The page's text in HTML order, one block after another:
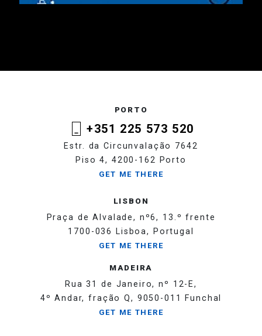
PORTO
+351 225 573 520
Estr. da Circunvalação 7642
Piso 4, 4200-162 Porto
GET ME THERE
LISBON
Praça de Alvalade, nº6, 13.º frente
1700-036 Lisboa, Portugal
GET ME THERE
MADEIRA
Rua 31 de Janeiro, nº 12-E,
4º Andar, fração Q, 9050-011 Funchal
GET ME THERE